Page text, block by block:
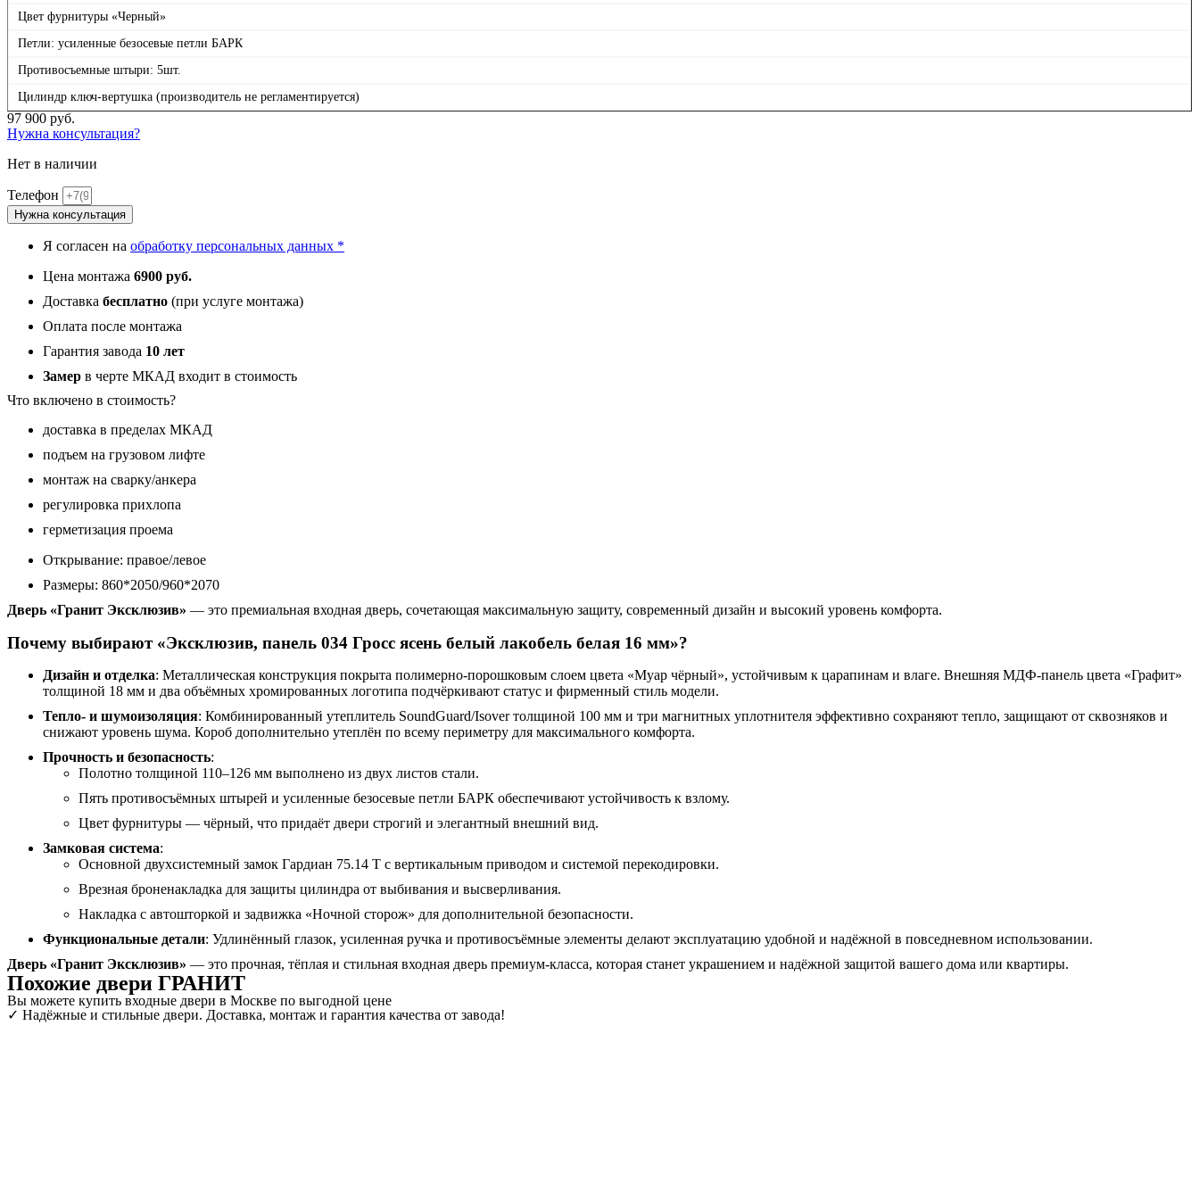
Цвет фурнитуры «Черный»
Петли: усиленные безосевые петли БАРК
Противосъемные штыри: 5шт.
Цилиндр ключ-вертушка (производитель не регламентируется)
97 900 руб.
Нужна консультация?
Нет в наличии
Телефон
Нужна консультация
Я согласен на обработку персональных данных *
Цена монтажа 6900 руб.
Доставка бесплатно (при услуге монтажа)
Оплата после монтажа
Гарантия завода 10 лет
Замер в черте МКАД входит в стоимость
Что включено в стоимость?
доставка в пределах МКАД
подъем на грузовом лифте
монтаж на сварку/анкера
регулировка прихлопа
герметизация проема
Открывание: правое/левое
Размеры: 860*2050/960*2070
Дверь «Гранит Эксклюзив» — это премиальная входная дверь, сочетающая максимальную защиту, современный дизайн и высокий уровень комфорта.
Почему выбирают «Эксклюзив, панель 034 Гросс ясень белый лакобель белая 16 мм»?
Дизайн и отделка: Металлическая конструкция покрыта полимерно-порошковым слоем цвета «Муар чёрный», устойчивым к царапинам и влаге. Внешняя МДФ-панель цвета «Графит»
толщиной 18 мм и два объёмных хромированных логотипа подчёркивают статус и фирменный стиль модели.
Тепло- и шумоизоляция: Комбинированный утеплитель SoundGuard/Isover толщиной 100 мм и три магнитных уплотнителя эффективно сохраняют тепло, защищают от сквозняков и
снижают уровень шума. Короб дополнительно утеплён по всему периметру для максимального комфорта.
Прочность и безопасность:
Полотно толщиной 110–126 мм выполнено из двух листов стали.
Пять противосъёмных штырей и усиленные безосевые петли БАРК обеспечивают устойчивость к взлому.
Цвет фурнитуры — чёрный, что придаёт двери строгий и элегантный внешний вид.
Замковая система:
Основной двухсистемный замок Гардиан 75.14 Т с вертикальным приводом и системой перекодировки.
Врезная броненакладка для защиты цилиндра от выбивания и высверливания.
Накладка с автошторкой и задвижка «Ночной сторож» для дополнительной безопасности.
Функциональные детали: Удлинённый глазок, усиленная ручка и противосъёмные элементы делают эксплуатацию удобной и надёжной в повседневном использовании.
Дверь «Гранит Эксклюзив» — это прочная, тёплая и стильная входная дверь премиум-класса, которая станет украшением и надёжной защитой вашего дома или квартиры.
Похожие двери ГРАНИТ
Вы можете купить входные двери в Москве по выгодной цене
✓ Надёжные и стильные двери. Доставка, монтаж и гарантия качества от завода!